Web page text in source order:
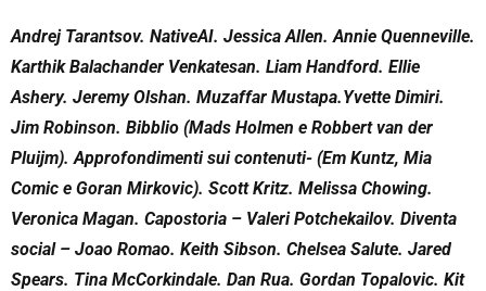
Andrej Tarantsov. NativeAI. Jessica Allen. Annie Quenneville.
Karthik Balachander Venkatesan. Liam Handford. Ellie
Ashery. Jeremy Olshan. Muzaffar Mustapa.Yvette Dimiri.
Jim Robinson. Bibblio (Mads Holmen e Robbert van der
Pluijm). Approfondimenti sui contenuti- (Em Kuntz, Mia
Comic e Goran Mirkovic). Scott Kritz. Melissa Chowing.
Veronica Magan. Capostoria – Valeri Potchekailov. Diventa
social – Joao Romao. Keith Sibson. Chelsea Salute. Jared
Spears. Tina McCorkindale. Dan Rua. Gordan Topalovic. Kit